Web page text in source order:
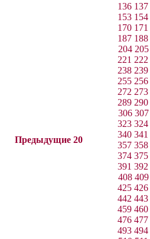
Предыдущие 20
136 137
153 154
170 171
187 188
204 205
221 222
238 239
255 256
272 273
289 290
306 307
323 324
340 341
357 358
374 375
391 392
408 409
425 426
442 443
459 460
476 477
493 494